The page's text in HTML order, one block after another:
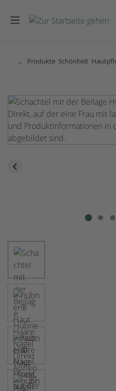
.. Produkte Schönheit
Bildergalerie überspringen